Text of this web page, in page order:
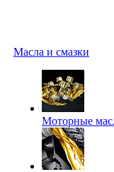
Масла и смазки
Моторные